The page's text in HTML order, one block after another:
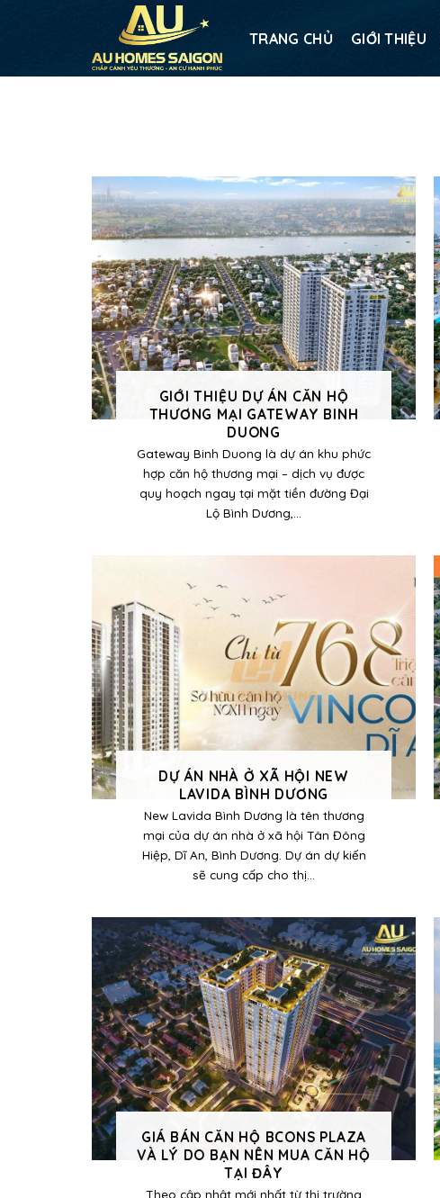
TRANG CHỦ GIỚI THIỆU
GIỚI THIỆU DỰ ÁN CĂN HỘ
THƯƠNG MẠI GATEWAY BINH
DUONG
Gateway Binh Duong là dự án khu phức
hợp căn hộ thương mại – dịch vụ được
quy hoạch ngay tại mặt tiền đường Đại
Lộ Bình Dương,...
DỰ ÁN NHÀ Ở XÃ HỘI NEW
LAVIDA BÌNH DƯƠNG
New Lavida Bình Dương là tên thương
mại của dự án nhà ở xã hội Tân Đông
Hiệp, Dĩ An, Bình Dương. Dự án dự kiến
sẽ cung cấp cho thị...
GIÁ BÁN CĂN HỘ BCONS PLAZA
VÀ LÝ DO BẠN NÊN MUA CĂN HỘ
TẠI ĐÂY
Theo cập nhật mới nhất từ thị trường